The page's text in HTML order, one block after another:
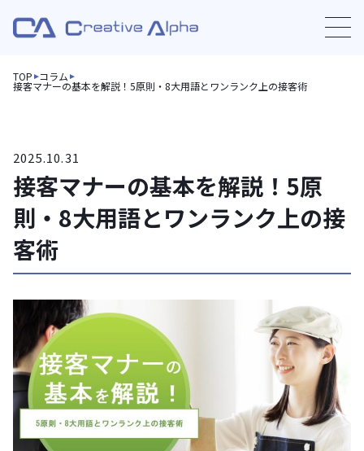
TOP コラム
接客マナーの基本を解説！5原則・8大用語とワンランク上の接客術
2025.10.31
接客マナーの基本を解説！5原
則・8大用語とワンランク上の接
客術